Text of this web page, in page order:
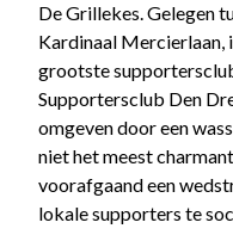
De Grillekes. Gelegen
Kardinaal Mercierlaan,
grootste
Supportersclub Den
omgeven door een
niet het meest
voorafgaand een
lokale supporters te